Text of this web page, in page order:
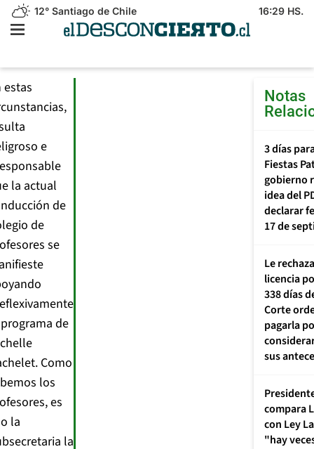
12° Santiago de Chile 16:29 HS.
estas
e
la actual
de
de
se
de
Como
los
es
la
la
Notas
3 días
Fiestas
gobierno
idea del
declarar
17 de
Le
licencia
338 días
Corte
pagarla
sus
compara
con Ley
"hay